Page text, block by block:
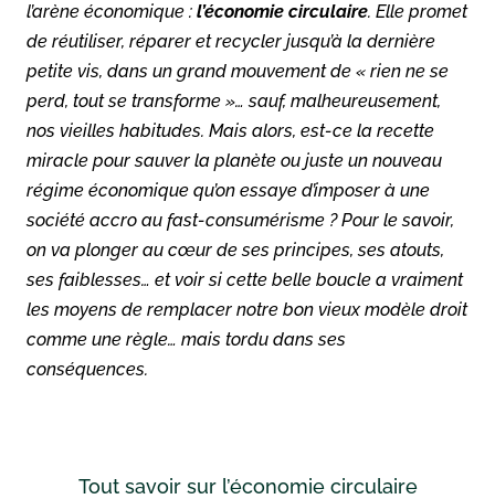
l’arène économique : l’économie circulaire. Elle promet
de réutiliser, réparer et recycler jusqu’à la dernière
petite vis, dans un grand mouvement de « rien ne se
perd, tout se transforme »… sauf, malheureusement,
nos vieilles habitudes. Mais alors, est-ce la recette
miracle pour sauver la planète ou juste un nouveau
régime économique qu’on essaye d’imposer à une
société accro au fast-consumérisme ? Pour le savoir,
on va plonger au cœur de ses principes, ses atouts,
ses faiblesses… et voir si cette belle boucle a vraiment
les moyens de remplacer notre bon vieux modèle droit
comme une règle… mais tordu dans ses
conséquences.
Tout savoir sur l’économie circulaire